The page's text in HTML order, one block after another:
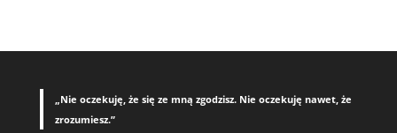
„Nie oczekuję, że się ze mną zgodzisz. Nie oczekuję nawet, że
zrozumiesz.”